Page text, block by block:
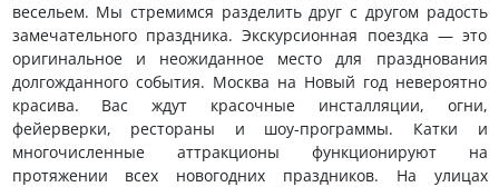
весельем. Мы стремимся разделить друг с другом радость
замечательного праздника. Экскурсионная поездка — это
оригинальное и неожиданное место для празднования
долгожданного события. Москва на Новый год невероятно
красива. Вас ждут красочные инсталляции, огни,
фейерверки, рестораны и шоу-программы. Катки и
многочисленные аттракционы функционируют на
протяжении всех новогодних праздников. На улицах